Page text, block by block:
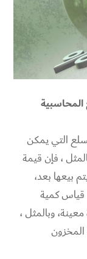
المحاسبية
التي يمكن
، فإن قيمة
بيعها بعد،
قياس كمية
وبالمثل ،